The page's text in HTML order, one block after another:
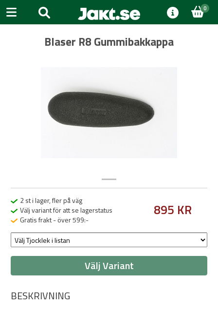
0
Blaser R8 Gummibakkappa
Previous
2 st i lager, fler på väg
Välj variant för att se lagerstatus
Gratis frakt - över 599:-
895 KR
Välj Variant
BESKRIVNING